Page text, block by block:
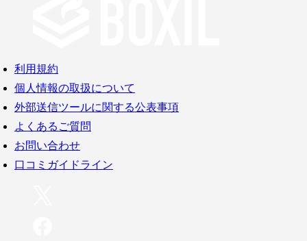
利用規約
個人情報の取扱について
外部送信ツールに関する公表事項
よくあるご質問
お問い合わせ
口コミガイドライン